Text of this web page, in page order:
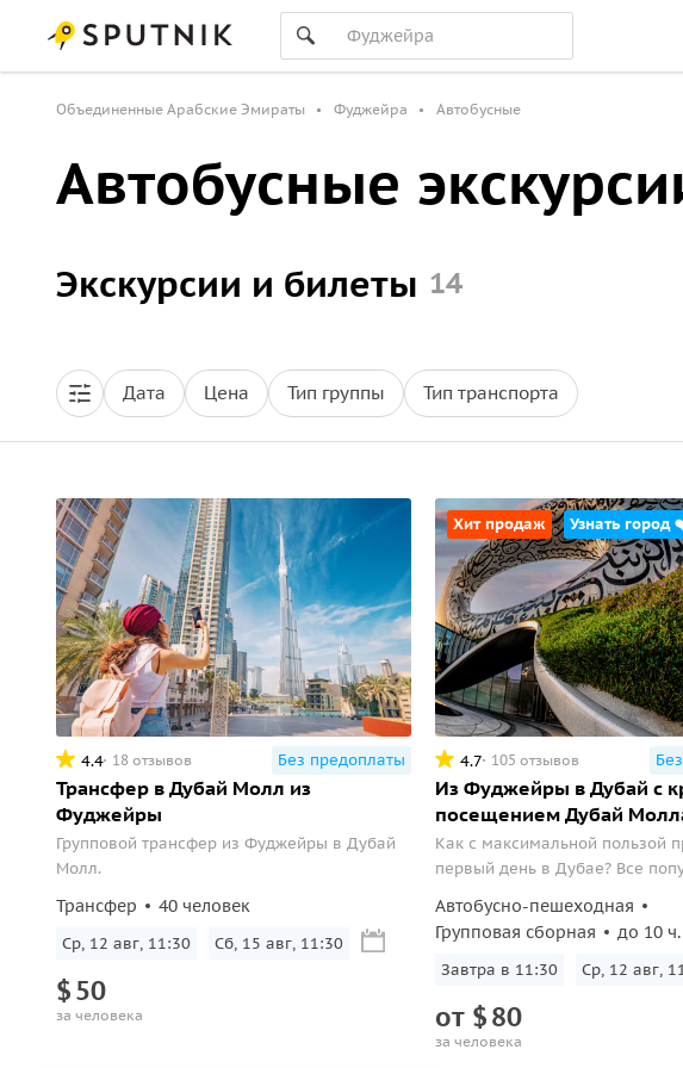
Объединенные Арабские Эмираты Фуджейра Автобусные
Автобусные
Экскурсии и билеты 14
Дата Цена Тип группы Тип транспорта
4.4 18 отзывов Без предоплаты
Трансфер в Дубай Молл из
Фуджейры
Групповой трансфер из Фуджейры в Дубай
Молл.
Трансфер 40 человек
Ср, 12 авг, 11:30 Сб, 15 авг, 11:30
$50
за человека
Хит продаж Узнать город
4.7 105 отзывов
Из Фуджейры в Дубай с
посещением Дубай
Как с максимальной пользой
первый день в Дубае? Все
самое высокое здание в мире.
Автобусно-пешеходная
Групповая сборная
до 10 ч.
Завтра в 11:30 Ср, 12 авг,
от $80
за человека